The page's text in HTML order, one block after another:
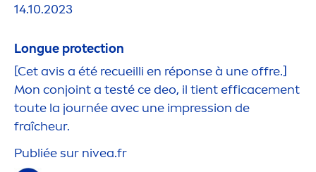
14.10.2023
Longue protection
[Cet avis a été recueilli en réponse à une offre.]
Mon conjoint a testé ce deo, il tient efficacement
toute la journée avec une impression de
fraîcheur.
Publiée sur nivea.fr